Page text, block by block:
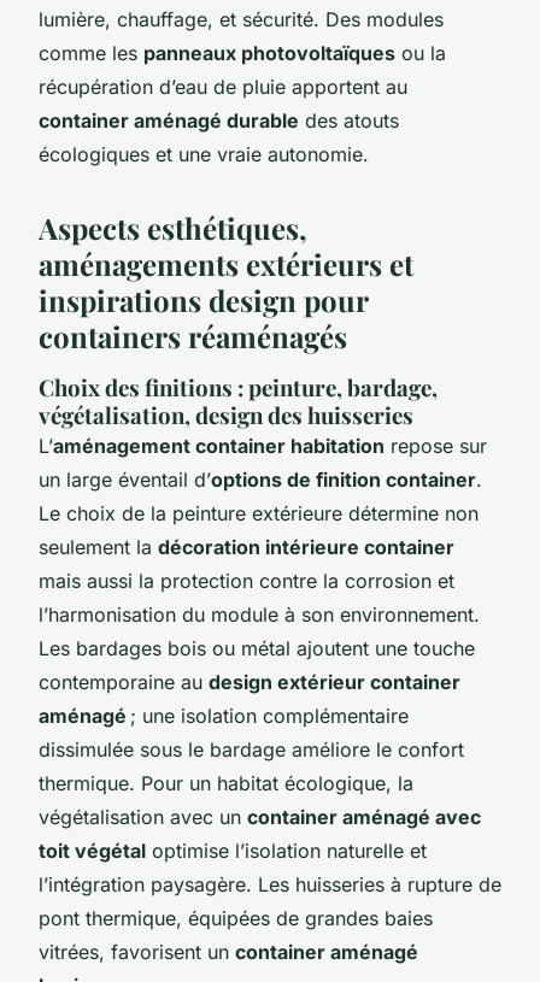
lumière, chauffage, et sécurité. Des modules
comme les panneaux photovoltaïques ou la
récupération d’eau de pluie apportent au
container aménagé durable des atouts
écologiques et une vraie autonomie.
Aspects esthétiques,
aménagements extérieurs et
inspirations design pour
containers réaménagés
Choix des finitions : peinture, bardage,
végétalisation, design des huisseries
L’aménagement container habitation repose sur
un large éventail d’options de finition container.
Le choix de la peinture extérieure détermine non
seulement la décoration intérieure container
mais aussi la protection contre la corrosion et
l’harmonisation du module à son environnement.
Les bardages bois ou métal ajoutent une touche
contemporaine au design extérieur container
aménagé ; une isolation complémentaire
dissimulée sous le bardage améliore le confort
thermique. Pour un habitat écologique, la
végétalisation avec un container aménagé avec
toit végétal optimise l’isolation naturelle et
l’intégration paysagère. Les huisseries à rupture de
pont thermique, équipées de grandes baies
vitrées, favorisent un container aménagé